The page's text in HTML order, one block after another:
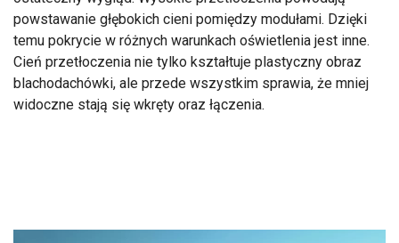
powstawanie głębokich cieni pomiędzy modułami. Dzięki
temu pokrycie w różnych warunkach oświetlenia jest inne.
Cień przetłoczenia nie tylko kształtuje plastyczny obraz
blachodachówki, ale przede wszystkim sprawia, że mniej
widoczne stają się wkręty oraz łączenia.